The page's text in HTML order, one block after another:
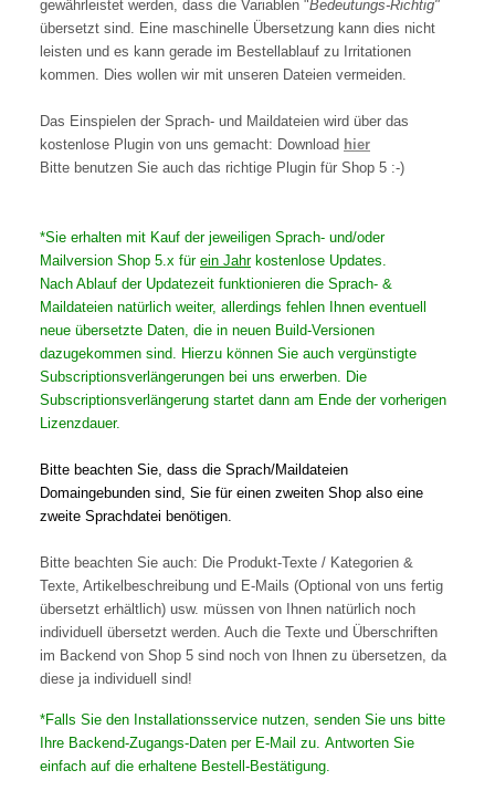
gewährleistet werden, dass die Variablen "Bedeutungs-Richtig"
übersetzt sind. Eine maschinelle Übersetzung kann dies nicht
leisten und es kann gerade im Bestellablauf zu Irritationen
kommen. Dies wollen wir mit unseren Dateien vermeiden.
Das Einspielen der Sprach- und Maildateien wird über das
kostenlose Plugin von uns gemacht: Download hier
Bitte benutzen Sie auch das richtige Plugin für Shop 5 :-)
*Sie erhalten mit Kauf der jeweiligen Sprach- und/oder
Mailversion Shop 5.x für ein Jahrkostenlose Updates.
Nach Ablauf der Updatezeit funktionieren die Sprach- &
Maildateien natürlich weiter, allerdings fehlen Ihnen eventuell
neue übersetzte Daten, die in neuen Build-Versionen
dazugekommen sind. Hierzu können Sie auch vergünstigte
Subscriptionsverlängerungen bei uns erwerben. Die
Subscriptionsverlängerung startet dann am Ende der vorherigen
Lizenzdauer.
Bitte beachten Sie, dass die Sprach/Maildateien
Domaingebunden sind, Sie für einen zweiten Shop also eine
zweite Sprachdatei benötigen.
Bitte beachten Sie auch: Die Produkt-Texte / Kategorien &
Texte, Artikelbeschreibung und E-Mails (Optional von uns fertig
übersetzt erhältlich) usw. müssen von Ihnen natürlich noch
individuell übersetzt werden. Auch die Texte und Überschriften
im Backend von Shop 5 sind noch von Ihnen zu übersetzen, da
diese ja individuell sind!
*Falls Sie den Installationsservice nutzen, senden Sie uns bitte
Ihre Backend-Zugangs-Daten per E-Mail zu. Antworten Sie
einfach auf die erhaltene Bestell-Bestätigung.